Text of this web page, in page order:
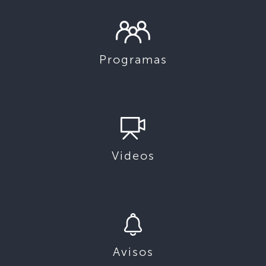
Programas
Videos
Avisos